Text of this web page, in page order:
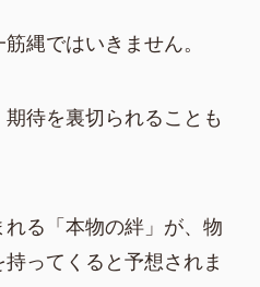
縄ではいきません。
待を裏切られることも
る「本物の絆」が、物
ってくると予想されま